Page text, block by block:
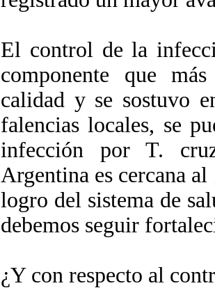
El control de la
componente que
calidad y se sostuvo
falencias locales, se
infección por T.
Argentina es cercana
logro del sistema de
debemos seguir
¿Y con respecto al